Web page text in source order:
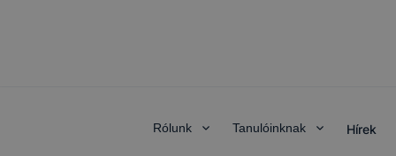
Rólunk Tanulóinknak Hírek